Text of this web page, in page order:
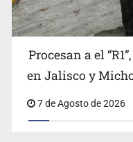
Procesan a el
en Jalisco y
7 de Agosto de 2026